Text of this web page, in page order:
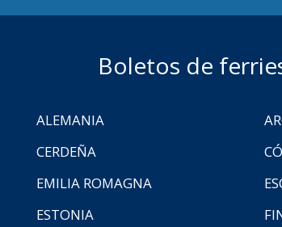
Boletos de
ALEMANIA
CERDEÑA
EMILIA ROMAGNA
ESTONIA